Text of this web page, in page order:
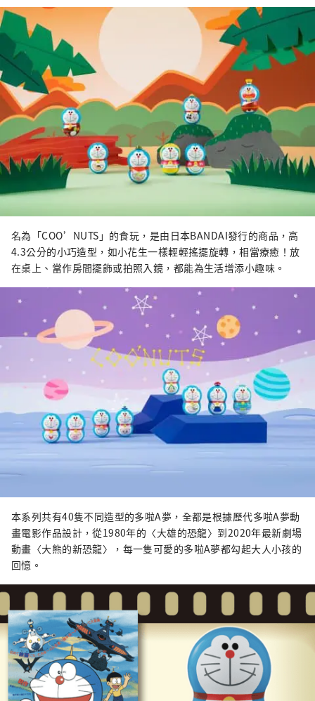
名為「COO’NUTS」的食玩，是由日本BANDAI發行的商品，高
4.3公分的小巧造型，如小花生一樣輕輕搖擺旋轉，相當療癒！放
在桌上、當作房間擺飾或拍照入鏡，都能為生活增添小趣味。
本系列共有40隻不同造型的多啦A夢，全都是根據歷代多啦A夢動
畫電影作品設計，從1980年的〈大雄的恐龍〉到2020年最新劇場
動畫〈大熊的新恐龍〉，每一隻可愛的多啦A夢都勾起大人小孩的
回憶。